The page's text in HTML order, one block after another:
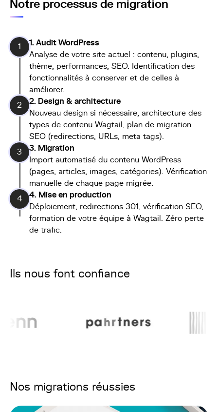
Notre processus de migration
1
1. Audit WordPress
Analyse de votre site actuel : contenu, plugins,
thème, performances, SEO. Identification des
fonctionnalités à conserver et de celles à
améliorer.
2
2. Design & architecture
Nouveau design si nécessaire, architecture des
types de contenu Wagtail, plan de migration
SEO (redirections, URLs, meta tags).
3
3. Migration
Import automatisé du contenu WordPress
(pages, articles, images, catégories). Vérification
manuelle de chaque page migrée.
4
4. Mise en production
Déploiement, redirections 301, vérification SEO,
formation de votre équipe à Wagtail. Zéro perte
de trafic.
Ils nous font confiance
Nos migrations réussies